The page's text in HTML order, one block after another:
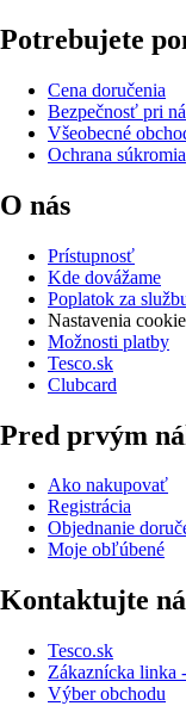
Potrebujete
Cena doručenia
Bezpečnosť pri
Všeobecné
Ochrana súkromia
O nás
Prístupnosť
Kde dovážame
Poplatok za
Nastavenia
Možnosti platby
Tesco.sk
Clubcard
Pred prvým
Ako nakupovať
Registrácia
Objednanie
Moje obľúbené
Kontaktujte
Tesco.sk
Zákaznícka linka
Výber obchodu